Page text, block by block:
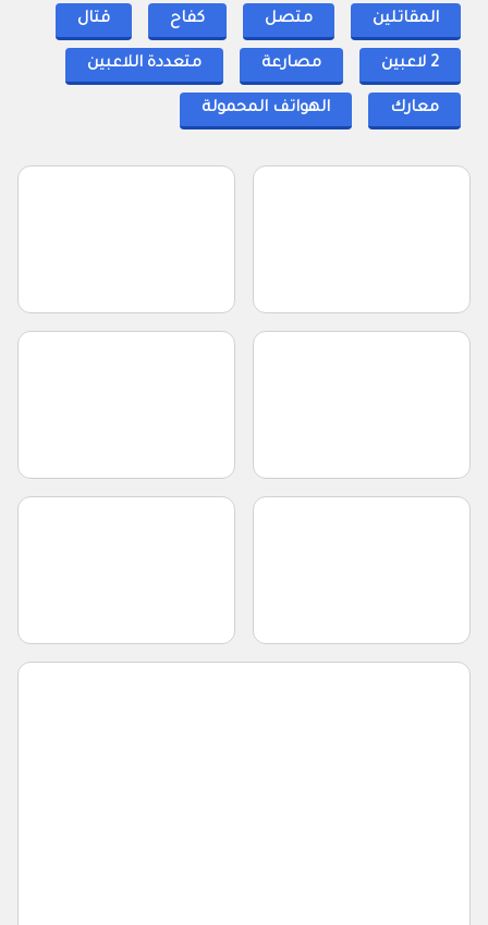
المقاتلين متصل كفاح قتال
2 لاعبين مصارعة متعددة اللاعبين
معارك الهواتف المحمولة